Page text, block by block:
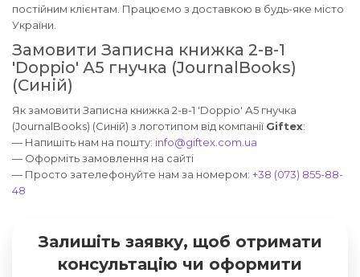
постійним клієнтам. Працюємо з доставкою в будь-яке місто
України.
Замовити Записна книжка 2-в-1
'Doppio' А5 гнучка (JournalBooks)
(Синій)
Як замовити Записна книжка 2-в-1 'Doppio' А5 гнучка
(JournalBooks) (Синій) з логотипом від компанії Giftex:
— Напишіть нам на пошту: info@giftex.com.ua
— Оформіть замовлення на сайті
— Просто зателефонуйте нам за номером: +38 (073) 855-88-
48
Залишіть заявку, щоб отримати
консультацію чи оформити